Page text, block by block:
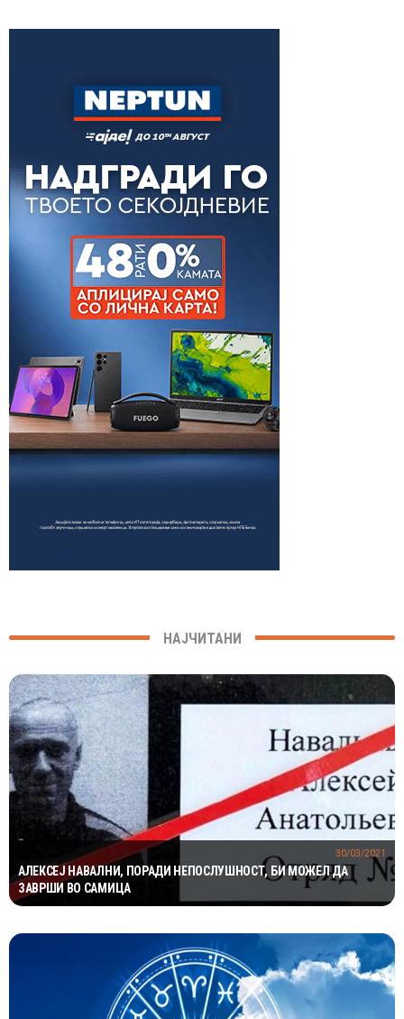
НАЈЧИТАНИ
АЛЕКСЕЈ НАВАЛНИ, ПОРАДИ НЕПОСЛУШНОСТ, БИ МОЖЕЛ ДА
ЗАВРШИ ВО САМИЦА
30/03/2021